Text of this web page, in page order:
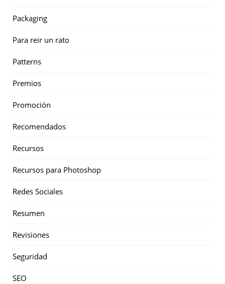
Packaging
Para reir un rato
Patterns
Premios
Promoción
Recomendados
Recursos
Recursos para Photoshop
Redes Sociales
Resumen
Revisiones
Seguridad
SEO